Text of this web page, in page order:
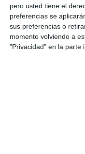
pero usted tiene el
preferencias se
sus preferencias o
momento volviendo a
"Privacidad" en la parte
Si quiere recibir
pinche aquí.
LO ÚLTIMO